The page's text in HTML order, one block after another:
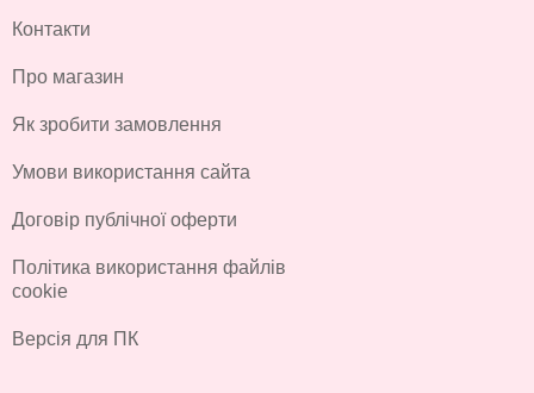
Контакти
Про магазин
Як зробити замовлення
Умови використання сайта
Договір публічної оферти
Політика використання файлів
cookie
Версія для ПК